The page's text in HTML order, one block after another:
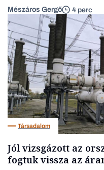
Mészáros Gergő 4 perc
Társadalom
Jól vizsgázott az
fogtuk vissza az